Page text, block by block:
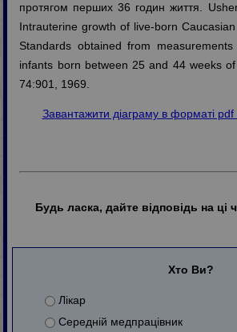
протягом перших 36 годин життя.
Intrauterine growth of live-born
Standards obtained from
infants born between 25 and 44 weeks
74:901, 1969.
Завантажити діаграму в форматі
Будь ласка, дайте відповідь на ці
Хто Ви?
Лікар
Середній медпрацівник